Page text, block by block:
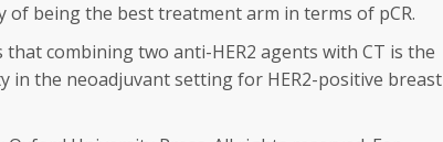
being the best treatment arm in terms of pCR.
that combining two anti-HER2 agents with CT is the
in the neoadjuvant setting for HER2-positive breast